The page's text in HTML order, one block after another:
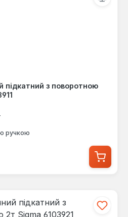
підкатний з поворотною
ручкою